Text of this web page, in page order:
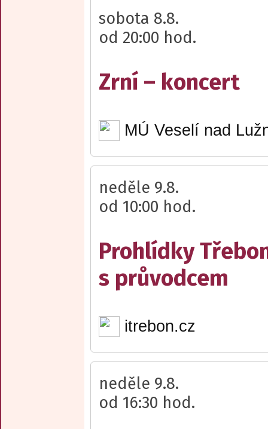
sobota 8.8.
od 20:00 hod.
Zrní – koncert
MÚ Veselí nad
neděle 9.8.
od 10:00 hod.
Prohlídky
s průvodcem
itrebon.cz
neděle 9.8.
od 16:30 hod.